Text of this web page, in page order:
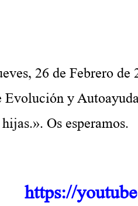
26 de Febrero de
y
Os esperamos.
https://